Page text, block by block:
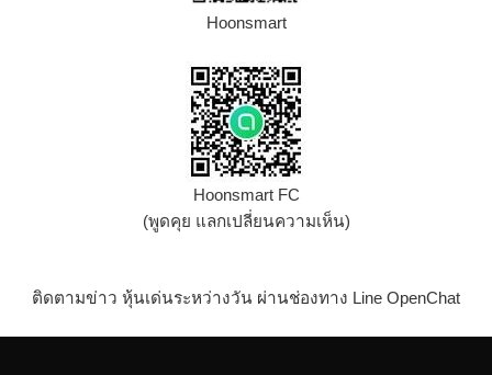
Hoonsmart
Hoonsmart FC
(พูดคุย แลกเปลี่ยนความเห็น)
ติดตามข่าว หุ้นเด่นระหว่างวัน ผ่านช่องทาง Line OpenChat